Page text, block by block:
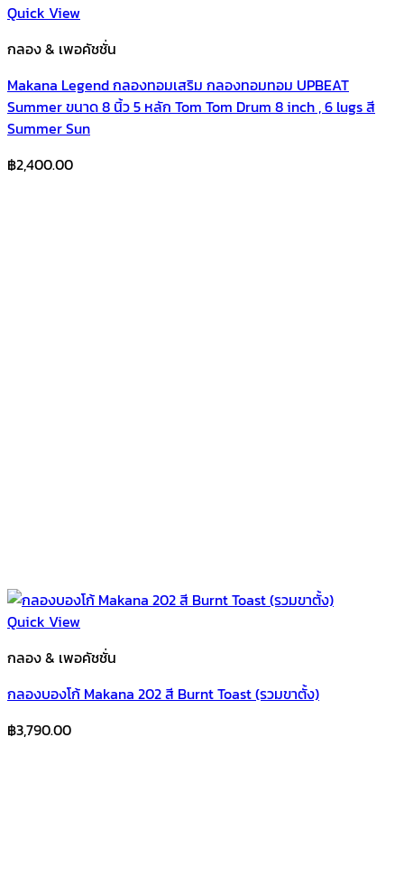
Quick View
กลอง & เพอคัชชั่น
Makana Legend กลองทอมเสริม กลองทอมทอม UPBEAT
Summer ขนาด 8 นิ้ว 5 หลัก Tom Tom Drum 8 inch , 6 lugs สี
Summer Sun
฿2,400.00
Quick View
กลอง & เพอคัชชั่น
กลองบองโก้ Makana 202 สี Burnt Toast (รวมขาตั้ง)
฿3,790.00